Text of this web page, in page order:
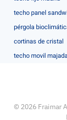
techo panel
pérgola
cortinas de cristal
techo movil
© 2026 Fraimar